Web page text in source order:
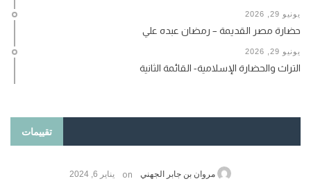
يونيو 29, 2026
حضارة مصر القديمة – رمضان عبده علي
يونيو 29, 2026
التراث والحضارة الإسلامية- القائمة الثانية
تقييمات
حامد الزريقي on يناير 25, 2026